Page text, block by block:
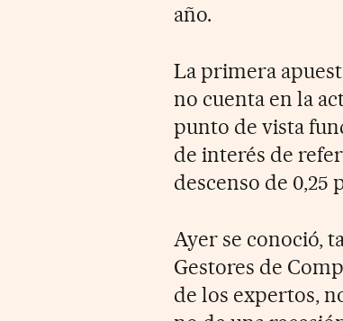
año.
La primera
no cuenta en la
punto de vista
de interés de
descenso de 0,25
Ayer se conoció,
Gestores de
de los expertos,